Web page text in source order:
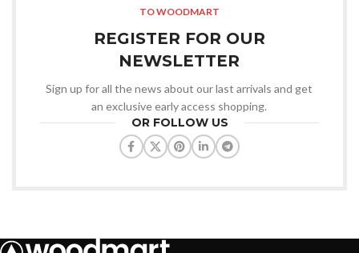
TO WOODMART
REGISTER FOR OUR
NEWSLETTER
Sign up for all the news about our last arrivals and get
an exclusive early access shopping.
OR FOLLOW US